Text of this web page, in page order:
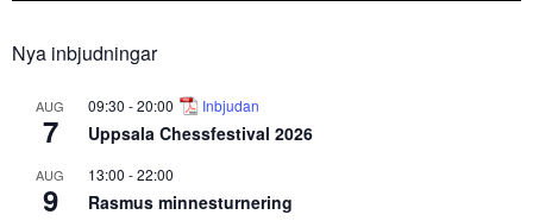
Nya inbjudningar
AUG
7
09:30 -20:00 Inbjudan
Uppsala Chessfestival 2026
AUG
9
13:00 -22:00
Rasmus minnesturnering